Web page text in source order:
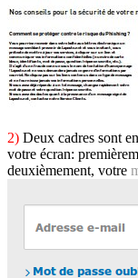
2) Deux cadres sont
votre écran:
deuxièmement, votre